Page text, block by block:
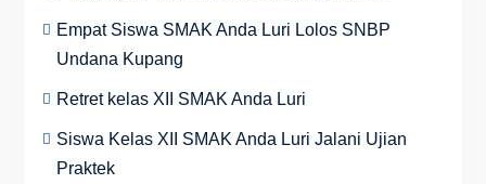
Empat Siswa SMAK Anda Luri Lolos SNBP
Undana Kupang
Retret kelas XII SMAK Anda Luri
Siswa Kelas XII SMAK Anda Luri Jalani Ujian
Praktek